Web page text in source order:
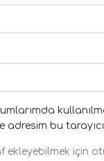
adresim bu
ekleyebilmek için